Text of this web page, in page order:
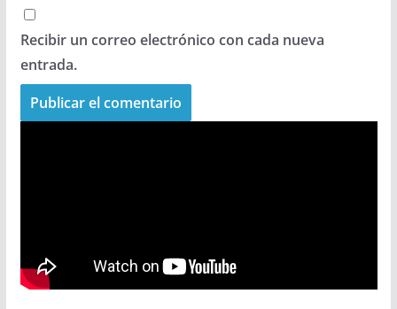
Recibir un correo electrónico con cada nueva
entrada.